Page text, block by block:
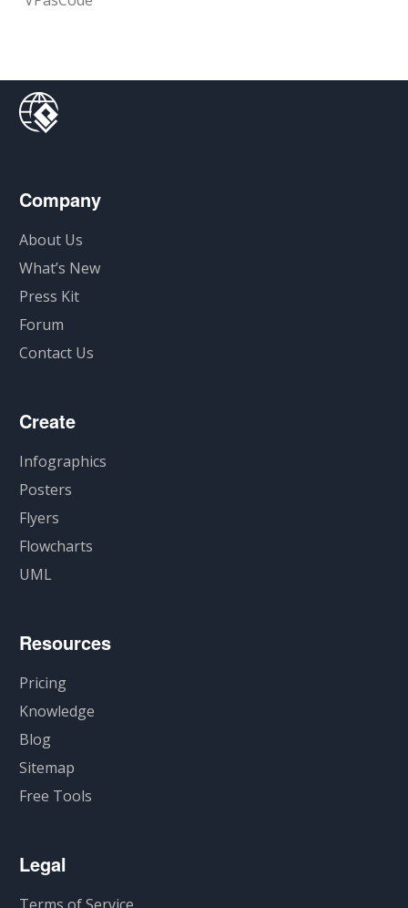
Company
About Us
What’s New
Press Kit
Forum
Contact Us
Create
Infographics
Posters
Flyers
Flowcharts
UML
Resources
Pricing
Knowledge
Blog
Sitemap
Free Tools
Legal